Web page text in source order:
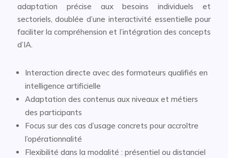
adaptation précise aux besoins individuels et
sectoriels, doublée d’une interactivité essentielle pour
faciliter la compréhension et l’intégration des concepts
d’IA.
Interaction directe avec des formateurs qualifiés en
intelligence artificielle
Adaptation des contenus aux niveaux et métiers
des participants
Focus sur des cas d’usage concrets pour accroître
l’opérationnalité
Flexibilité dans la modalité : présentiel ou distanciel